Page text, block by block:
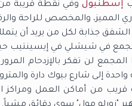
إسطنبول وفي نقطة قريبة
المميز، والمخصص للراحة
الشقق جذابة لكل من يريد أن
في شيشلي في إيسينتيب حيث
واحدة إلى شارع بيوك دارة
من أماكن العمل ومراكز